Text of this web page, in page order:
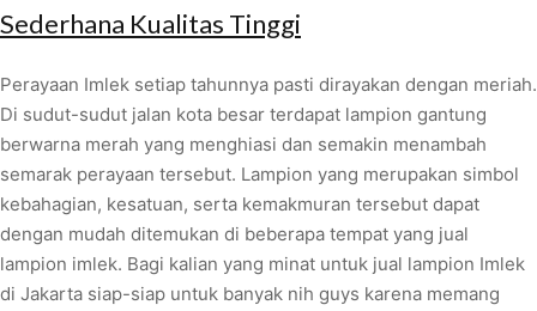
Sederhana Kualitas Tinggi
Perayaan Imlek setiap tahunnya pasti dirayakan dengan meriah.
Di sudut-sudut jalan kota besar terdapat lampion gantung
berwarna merah yang menghiasi dan semakin menambah
semarak perayaan tersebut. Lampion yang merupakan simbol
kebahagian, kesatuan, serta kemakmuran tersebut dapat
dengan mudah ditemukan di beberapa tempat yang jual
lampion imlek. Bagi kalian yang minat untuk jual lampion Imlek
di Jakarta siap-siap untuk banyak nih guys karena memang